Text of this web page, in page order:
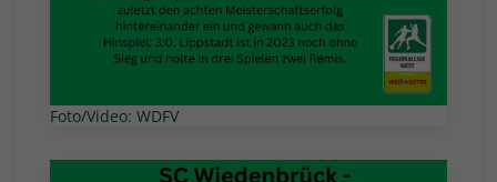
Foto/Video: WDFV